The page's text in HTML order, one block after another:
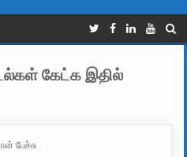
கேட்க இதில்
IN
பேச்சு